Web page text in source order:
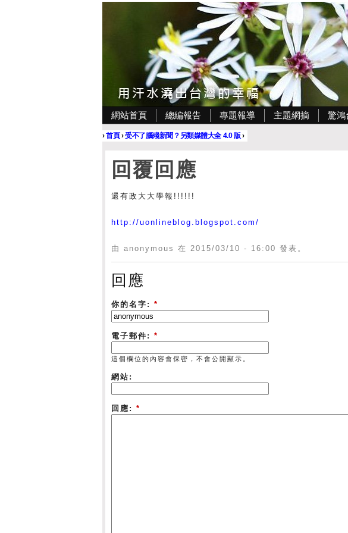
網站首頁 總編報告 專題報導 主題網摘 驚鴻
›首頁›受不了腦殘新聞？另類媒體大全 4.0 版›
回覆回應
還有政大大學報!!!!!!
http://uonlineblog.blogspot.com/
由 anonymous 在 2015/03/10 - 16:00 發表。
回應
你的名字: *
電子郵件: *
這個欄位的內容會保密，不會公開顯示。
網站:
回應: *